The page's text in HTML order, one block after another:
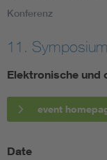
More Topics
Artificial
Defense
Konferenz
11.
Elektronische und
event
Date